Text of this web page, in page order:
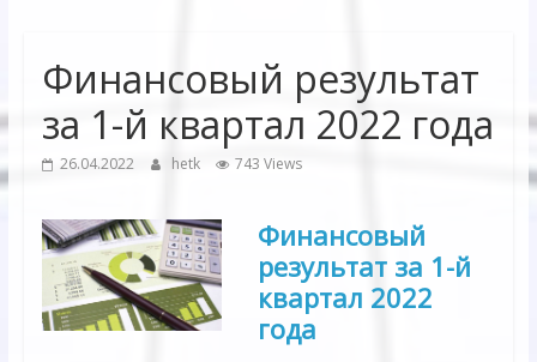
Электрических
сетей"
Финансовый результат
за 1-й квартал 2022 года
26.04.2022 hetk 743 Views
Финансовый
результат за 1-й
квартал 2022
года